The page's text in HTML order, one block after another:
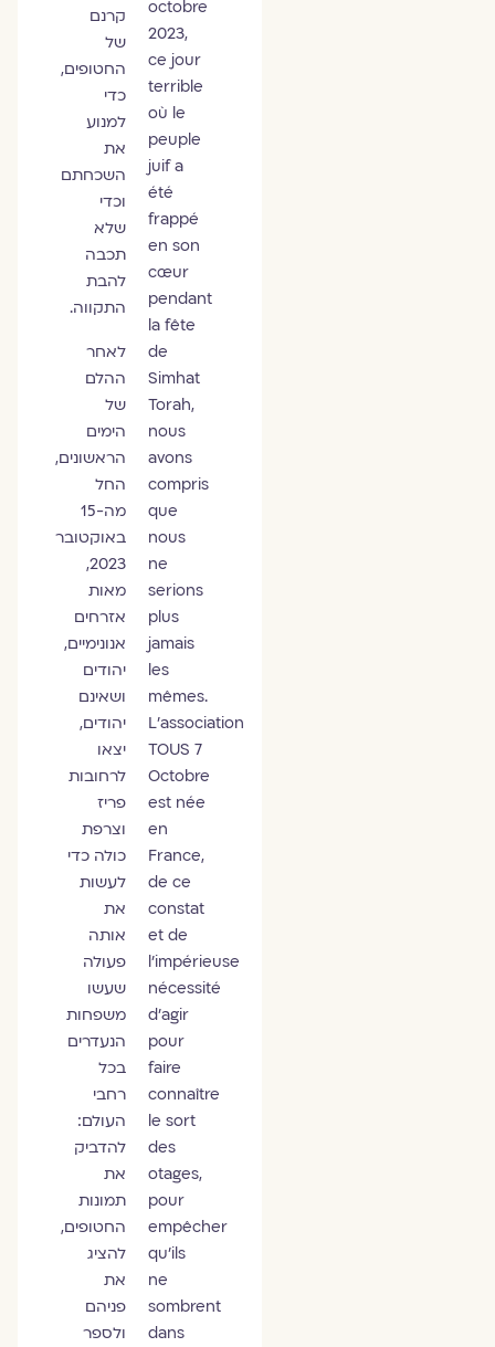
octobre
2023,
ce jour
terrible
où le
peuple
juif a
été
frappé
en son
cœur
pendant
la fête
de
Simhat
Torah,
nous
avons
compris
que
nous
ne
serions
plus
jamais
les
mêmes.
L’association
TOUS 7
Octobre
est née
en
France,
de ce
constat
et de
l’impérieuse
nécessité
d’agir
pour
faire
connaître
le sort
des
otages,
pour
empêcher
qu’ils
ne
sombrent
dans
קרנם
של
החטופים,
כדי
למנוע
את
השכחתם
וכדי
שלא
תכבה
להבת
התקווה.
לאחר
ההלם
של
הימים
הראשונים,
החל
מה-15
באוקטובר
2023,
מאות
אזרחים
אנונימיים,
יהודים
ושאינם
יהודים,
יצאו
לרחובות
פריז
וצרפת
כולה כדי
לעשות
את
אותה
פעולה
שעשו
משפחות
הנעדרים
בכל
רחבי
העולם:
להדביק
את
תמונות
החטופים,
להציג
את
פניהם
ולספר